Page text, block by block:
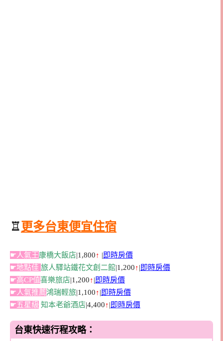
♖ 更多台東便宜住宿
☛人氣王康橋大飯店|1,800↑ |即時房價
☛地點佳 旅人驛站鐵花文創二館|1,200↑|即時房價
☛高CP值喜樂旅店|1,200↑|即時房價
☛人氣推薦鴻瑞輕旅|1,100↑|即時房價
☛五星級 知本老爺酒店|4,400↑|即時房價
台東快速行程攻略：